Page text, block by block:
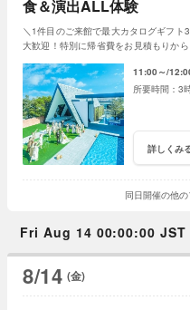
食＆演出ALL体験
＼1件目のご来館で最大カタログギフト
大歓迎！特別に帰省費をお見積もりか
11:00～
3
詳しくみ
同日開催の他
Fri Aug 14 00:00:00 JST
8/14 (金)